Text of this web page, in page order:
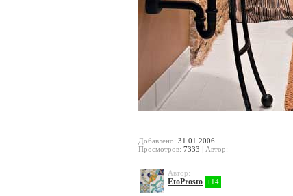
Добавлено: 31.01.2006
Просмотров: 7333 Автор:
Автор:
EtoProsto +14